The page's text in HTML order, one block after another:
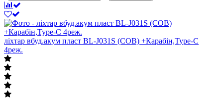
ліхтар вбуд.акум пласт BL-J031S (COB) +Карабін,Type-C
4реж.